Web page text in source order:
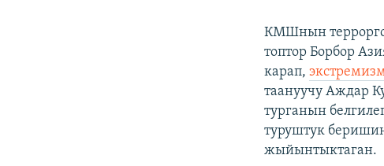
КМШнын
топтор Борбор
карап,
таануучу Аждар
турганын
туруштук
жыйынтыктаган.